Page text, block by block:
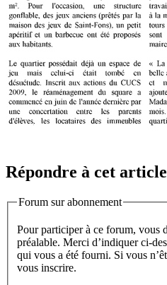
Répondre à cet article
Forum sur abonnement
Pour participer à ce forum, vous devez vous enregistrer au
préalable. Merci d’indiquer ci-dessous l’identifiant personnel
qui vous a été fourni. Si vous n’êtes pas enregistré, vous devez
vous inscrire.